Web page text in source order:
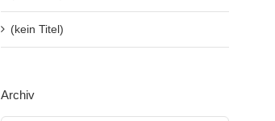
(kein Titel)
Archiv